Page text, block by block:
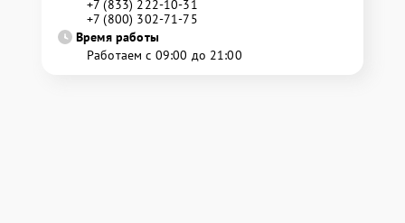
+7 (833) 222-10-31
+7 (800) 302-71-75
Время работы
Работаем с 09:00 до 21:00